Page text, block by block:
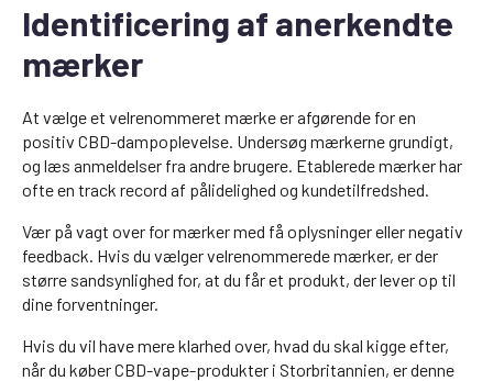
Identificering af anerkendte
mærker
At vælge et velrenommeret mærke er afgørende for en
positiv CBD-dampoplevelse. Undersøg mærkerne grundigt,
og læs anmeldelser fra andre brugere. Etablerede mærker har
ofte en track record af pålidelighed og kundetilfredshed.
Vær på vagt over for mærker med få oplysninger eller negativ
feedback. Hvis du vælger velrenommerede mærker, er der
større sandsynlighed for, at du får et produkt, der lever op til
dine forventninger.
Hvis du vil have mere klarhed over, hvad du skal kigge efter,
når du køber CBD-vape-produkter i Storbritannien, er denne